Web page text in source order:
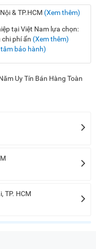
& TP.HCM (Xem thêm)
tại Việt Nam lựa chọn:
phí ẩn (Xem thêm)
bảo hành)
Uy Tín Bán Hàng Toàn
TP. HCM